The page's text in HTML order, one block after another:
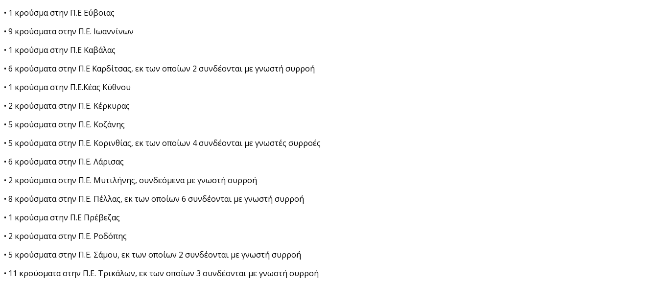
• 1 κρούσμα στην Π.Ε Εύβοιας
• 9 κρούσματα στην Π.Ε. Ιωαννίνων
• 1 κρούσμα στην Π.Ε Καβάλας
• 6 κρούσματα στην Π.Ε Καρδίτσας, εκ των οποίων 2 συνδέονται με γνωστή συρροή
• 1 κρούσμα στην Π.Ε.Κέας Κύθνου
• 2 κρούσματα στην Π.Ε. Κέρκυρας
• 5 κρούσματα στην Π.Ε. Κοζάνης
• 5 κρούσματα στην Π.Ε. Κορινθίας, εκ των οποίων 4 συνδέονται με γνωστές συρροές
• 6 κρούσματα στην Π.Ε. Λάρισας
• 2 κρούσματα στην Π.Ε. Μυτιλήνης, συνδεόμενα με γνωστή συρροή
• 8 κρούσματα στην Π.Ε. Πέλλας, εκ των οποίων 6 συνδέονται με γνωστή συρροή
• 1 κρούσμα στην Π.Ε Πρέβεζας
• 2 κρούσματα στην Π.Ε. Ροδόπης
• 5 κρούσματα στην Π.Ε. Σάμου, εκ των οποίων 2 συνδέονται με γνωστή συρροή
• 11 κρούσματα στην Π.Ε. Τρικάλων, εκ των οποίων 3 συνδέονται με γνωστή συρροή